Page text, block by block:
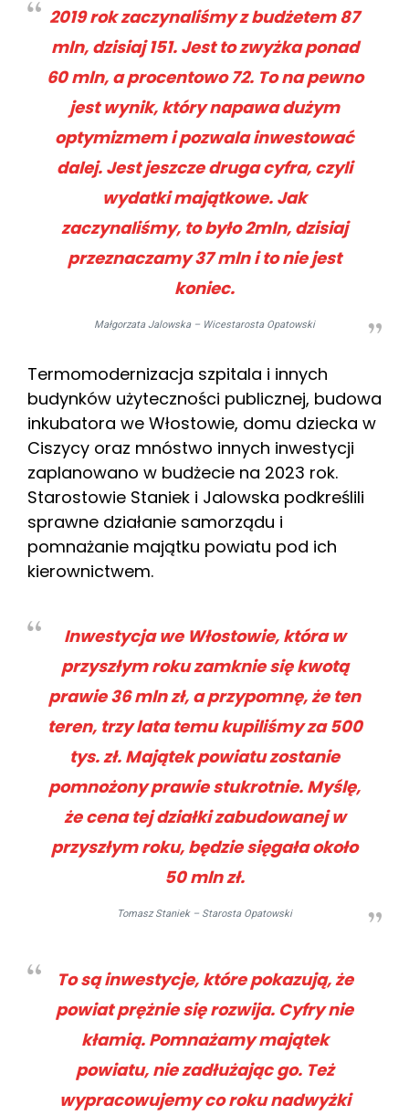
2019 rok zaczynaliśmy z budżetem 87
mln, dzisiaj 151. Jest to zwyżka ponad
60 mln, a procentowo 72. To na pewno
jest wynik, który napawa dużym
optymizmem i pozwala inwestować
dalej. Jest jeszcze druga cyfra, czyli
wydatki majątkowe. Jak
zaczynaliśmy, to było 2mln, dzisiaj
przeznaczamy 37 mln i to nie jest
koniec.
Małgorzata Jalowska – Wicestarosta Opatowski
Termomodernizacja szpitala i innych
budynków użyteczności publicznej, budowa
inkubatora we Włostowie, domu dziecka w
Ciszycy oraz mnóstwo innych inwestycji
zaplanowano w budżecie na 2023 rok.
Starostowie Staniek i Jalowska podkreślili
sprawne działanie samorządu i
pomnażanie majątku powiatu pod ich
kierownictwem.
Inwestycja we Włostowie, która w
przyszłym roku zamknie się kwotą
prawie 36 mln zł, a przypomnę, że ten
teren, trzy lata temu kupiliśmy za 500
tys. zł. Majątek powiatu zostanie
pomnożony prawie stukrotnie. Myślę,
że cena tej działki zabudowanej w
przyszłym roku, będzie sięgała około
50 mln zł.
Tomasz Staniek– Starosta Opatowski
To są inwestycje, które pokazują, że
powiat prężnie się rozwija. Cyfry nie
kłamią. Pomnażamy majątek
powiatu, nie zadłużając go. Też
wypracowujemy co roku nadwyżki